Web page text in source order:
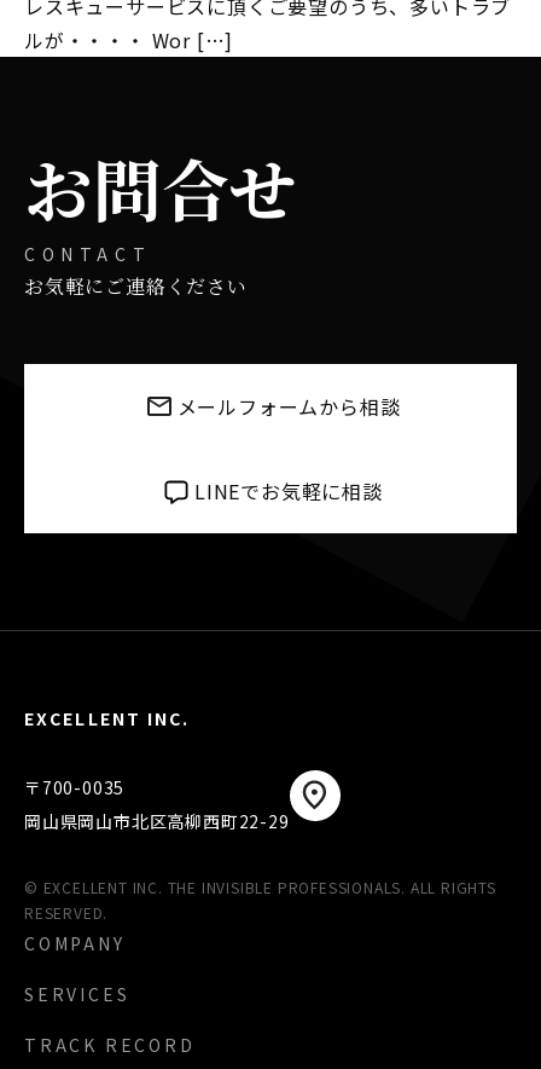
レスキューサービスに頂くご要望のうち、多いトラブ
ルが・・・・ Wor […]
お問合せ
CONTACT
お気軽にご連絡ください
メールフォームから相談
LINEでお気軽に相談
EXCELLENT INC.
〒700-0035
岡山県岡山市北区高柳西町22-29
© EXCELLENT INC. THE INVISIBLE PROFESSIONALS. ALL RIGHTS
RESERVED.
COMPANY
SERVICES
TRACK RECORD